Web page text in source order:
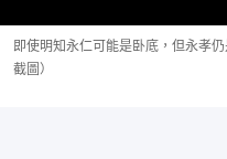
即使明知永仁可能是卧底，但永孝
截圖）